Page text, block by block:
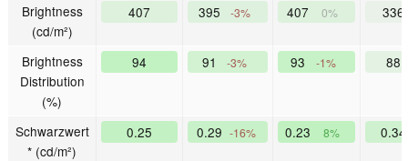
Brightness
(cd/m²)
407 395 -3% 407 0% 336
Brightness
Distribution
(%)
94 91 -3% 93 -1% 88
Schwarzwert
* (cd/m²)
0.25 0.29 -16% 0.23 8%